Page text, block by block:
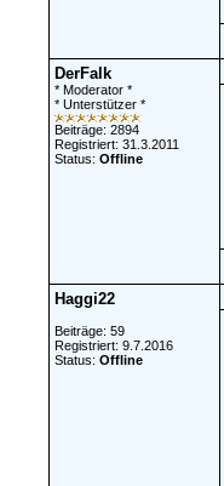
DerFalk
* Moderator *
* Unterstützer *
Beiträge: 2894
Registriert: 31.3.2011
Status: Offline
Haggi22
Beiträge: 59
Registriert: 9.7.2016
Status: Offline